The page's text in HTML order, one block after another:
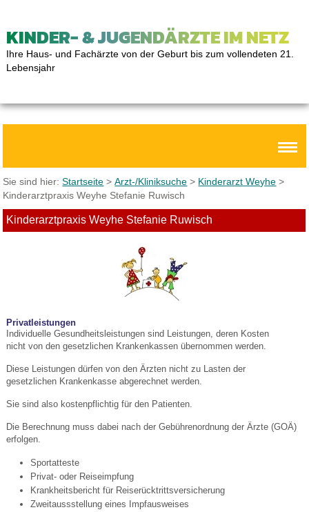
KINDER- & JUGENDÄRZTE IM NETZ
Ihre Haus- und Fachärzte von der Geburt bis zum vollendeten 21.
Lebensjahr
Sie sind hier:Startseite >Arzt-/Kliniksuche > Kinderarzt Weyhe >
Kinderarztpraxis Weyhe Stefanie Ruwisch
Kinderarztpraxis Weyhe Stefanie Ruwisch
Privatleistungen
Individuelle Gesundheitsleistungen sind Leistungen, deren Kosten
nicht von den gesetzlichen Krankenkassen übernommen werden.
Diese Leistungen dürfen von den Ärzten nicht zu Lasten der
gesetzlichen Krankenkasse abgerechnet werden.
Sie sind also kostenpflichtig für den Patienten.
Die Berechnung muss dabei nach der Gebührenordnung der Ärzte (GOÄ)
erfolgen.
Sportatteste
Privat- oder Reiseimpfung
Krankheitsbericht für Reiserücktrittsversicherung
Zweitaussstellung eines Impfausweises